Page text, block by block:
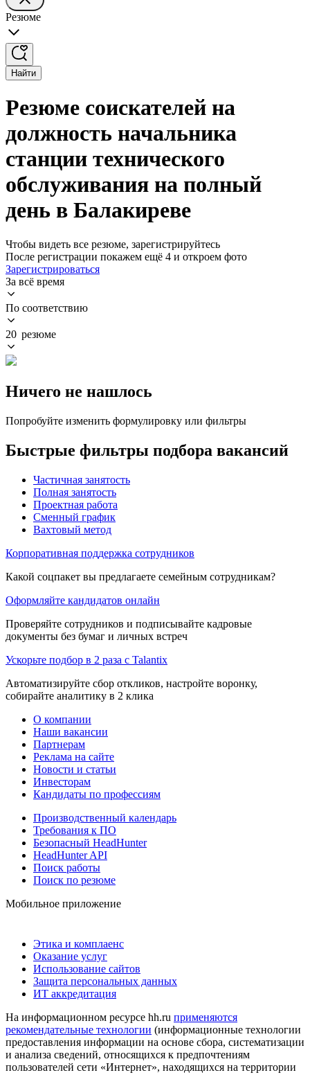
Резюме
Найти
Резюме соискателей на
должность начальника
станции технического
обслуживания на полный
день в Балакиреве
Чтобы видеть все резюме, зарегистрируйтесь
После регистрации покажем ещё 4 и откроем фото
Зарегистрироваться
За всё время
По соответствию
20 резюме
Ничего не нашлось
Попробуйте изменить формулировку или фильтры
Быстрые фильтры подбора вакансий
Частичная занятость
Полная занятость
Проектная работа
Сменный график
Вахтовый метод
Корпоративная поддержка сотрудников
Какой соцпакет вы предлагаете семейным сотрудникам?
Оформляйте кандидатов онлайн
Проверяйте сотрудников и подписывайте кадровые
документы без бумаг и личных встреч
Ускорьте подбор в 2 раза с Talantix
Автоматизируйте сбор откликов, настройте воронку,
собирайте аналитику в 2 клика
О компании
Наши вакансии
Партнерам
Реклама на сайте
Новости и статьи
Инвесторам
Кандидаты по профессиям
Производственный календарь
Требования к ПО
Безопасный HeadHunter
HeadHunter API
Поиск работы
Поиск по резюме
Мобильное приложение
Этика и комплаенс
Оказание услуг
Использование сайтов
Защита персональных данных
ИТ аккредитация
На информационном ресурсе hh.ru применяются
рекомендательные технологии (информационные технологии
предоставления информации на основе сбора, систематизации
и анализа сведений, относящихся к предпочтениям
пользователей сети «Интернет», находящихся на территории